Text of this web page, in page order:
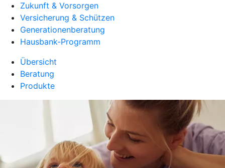
Zukunft & Vorsorgen
Versicherung & Schützen
Generationenberatung
Hausbank-Programm
Übersicht
Beratung
Produkte